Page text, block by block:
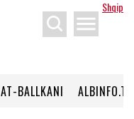
Shqip
menu
AT-BALLKANI ALBINFO.TV